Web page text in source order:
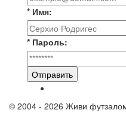
* Имя:
* Пароль:
Отправить
© 2004 - 2026 Живи